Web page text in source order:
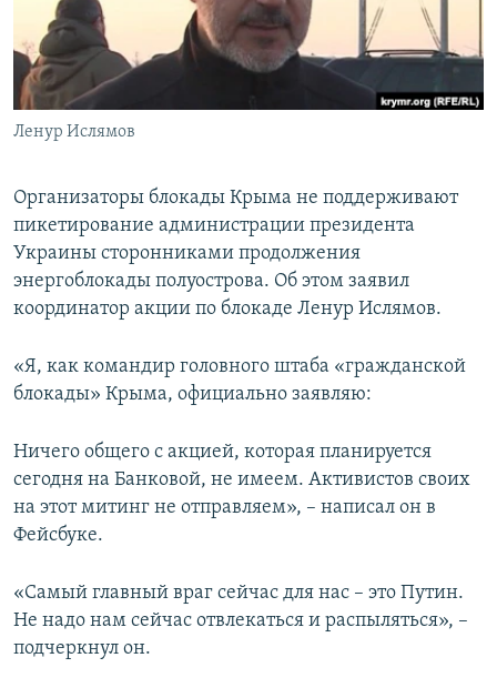
ПОБЕДИТЕЛЕЙ НЕ СУДЯТ?
КРЫМ.НЕПОКОРЕННЫЙ
ELIFBE
УКРАИНСКАЯ ПРОБЛЕМА КРЫМА
ПРИСОЕДИНЯЙТЕСЬ!
Ленур Ислямов
Организаторы блокады Крыма не поддерживают
пикетирование администрации президента
Украины сторонниками продолжения
энергоблокады полуострова. Об этом заявил
координатор акции по блокаде Ленур Ислямов.
«Я, как командир головного штаба «гражданской
блокады» Крыма, официально заявляю:
Ничего общего с акцией, которая планируется
сегодня на Банковой, не имеем. Активистов своих
на этот митинг не отправляем», – написал он в
Фейсбуке.
«Самый главный враг сейчас для нас – это Путин.
Не надо нам сейчас отвлекаться и распыляться», –
подчеркнул он.